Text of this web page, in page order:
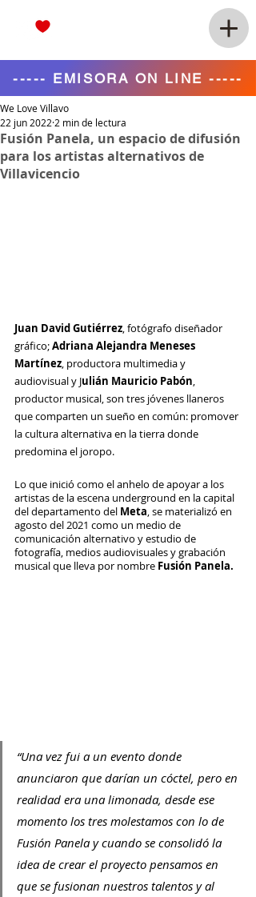
----- EMISORA ON LINE -----
Fusión Panela, un espacio de difusión
para los artistas alternativos de
Villavicencio
We Love Villavo
22 jun 2022 2 min de lectura
Juan David Gutiérrez, fotógrafo diseñador
gráfico; Adriana Alejandra Meneses
Martínez, productora multimedia y
audiovisual y Julián Mauricio Pabón,
productor musical, son tres jóvenes llaneros
que comparten un sueño en común: promover
la cultura alternativa en la tierra donde
predomina el joropo.
Lo que inició como el anhelo de apoyar a los
artistas de la escena underground en la capital
del departamento del Meta, se materializó en
agosto del 2021 como un medio de
comunicación alternativo y estudio de
fotografía, medios audiovisuales y grabación
musical que lleva por nombre Fusión Panela.
“Una vez fui a un evento donde
anunciaron que darían un cóctel, pero en
realidad era una limonada, desde ese
momento los tres molestamos con lo de
Fusión Panela y cuando se consolidó la
idea de crear el proyecto pensamos en
que se fusionan nuestros talentos y al